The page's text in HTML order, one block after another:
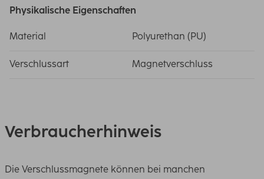
Physikalische Eigenschaften
Material Polyurethan (PU)
Verschlussart Magnetverschluss
Verbraucherhinweis
Die Verschlussmagnete können bei manchen